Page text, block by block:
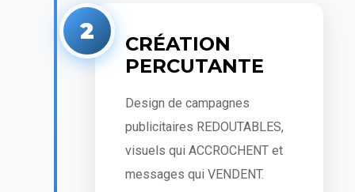
2
CRÉATION
PERCUTANTE
Design de campagnes
publicitaires REDOUTABLES,
visuels qui ACCROCHENT et
messages qui VENDENT.